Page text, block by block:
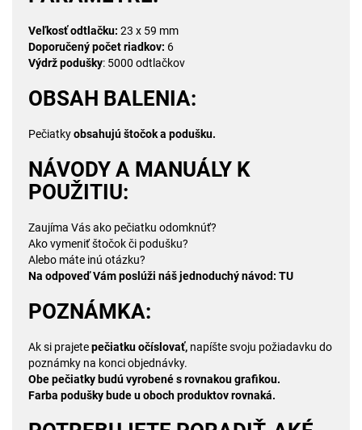
Veľkosť odtlačku: 23 x 59 mm
Doporučený počet riadkov: 6
Výdrž podušky: 5000 odtlačkov
OBSAH BALENIA:
Pečiatkyobsahujú štočok a podušku.
NÁVODY A MANUÁLY K
POUŽITIU:
Zaujíma Vás ako pečiatku odomknúť?
Ako vymeniť štočok či podušku?
Alebo máte inú otázku?
Na odpoveď Vám poslúži náš jednoduchý návod: TU
POZNÁMKA:
Ak si prajetepečiatku očíslovať, napíšte svoju požiadavku do
poznámky na konci objednávky.
Obe pečiatky budú vyrobené s rovnakou grafikou.
Farba podušky bude u oboch produktov rovnaká.